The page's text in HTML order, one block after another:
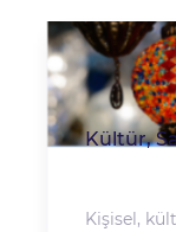
Kültür,
Kişisel,